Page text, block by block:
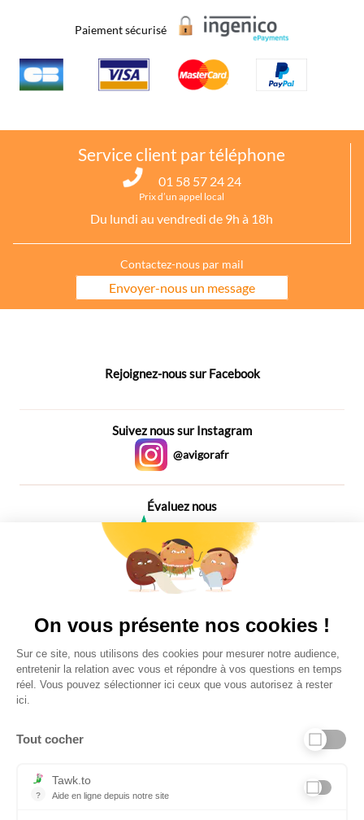
Paiement sécurisé
Service client par téléphone
01 58 57 24 24
Prix d’un appel local
Du lundi au vendredi de 9h à 18h
Contactez-nous par mail
Envoyer-nous un message
Rejoignez-nous sur Facebook
Suivez nous sur Instagram
@avigorafr
Évaluez nous
Plus de 650 Avis
On vous présente nos cookies !
Sur ce site, nous utilisons des cookies pour mesurer notre audience,
entretenir la relation avec vous et répondre à vos questions en temps
réel. Vous pouvez sélectionner ici ceux que vous autorisez à rester
ici.
Tout cocher
?
Tawk.to
Aide en ligne depuis notre site